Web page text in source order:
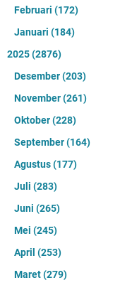
Februari (172)
Januari (184)
2025(2876)
Desember(203)
November(261)
Oktober(228)
September(164)
Agustus(177)
Juli (283)
Juni (265)
Mei (245)
April (253)
Maret(279)